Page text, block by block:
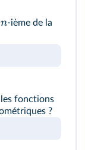
n-ième de la
fonctions
?